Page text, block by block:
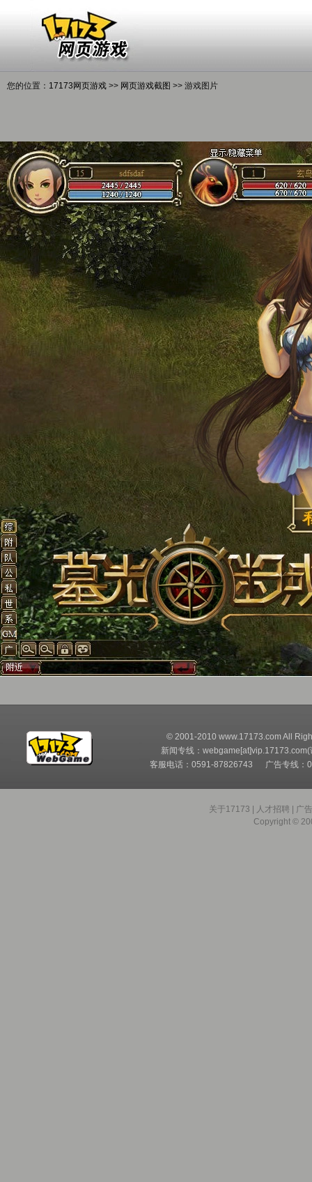
您的位置： 17173网页游戏 >> 网页游戏截图 >> 游戏图片
© 2001-2010 www.17173.com All
新闻专线：webgame[at]vip.17173.com(
客服电话：0591-87826743 广告专线
关于17173 人才招聘
广
Copyright ©